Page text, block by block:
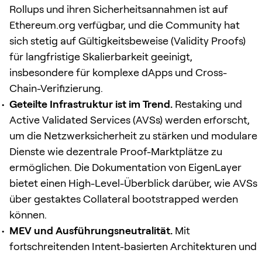
Rollups und ihren Sicherheitsannahmen ist auf
Ethereum.org verfügbar, und die Community hat
sich stetig auf Gültigkeitsbeweise (Validity Proofs)
für langfristige Skalierbarkeit geeinigt,
insbesondere für komplexe dApps und Cross-
Chain-Verifizierung.
Geteilte Infrastruktur ist im Trend. Restaking und
Active Validated Services (AVSs) werden erforscht,
um die Netzwerksicherheit zu stärken und modulare
Dienste wie dezentrale Proof-Marktplätze zu
ermöglichen. Die Dokumentation von EigenLayer
bietet einen High-Level-Überblick darüber, wie AVSs
über gestaktes Collateral bootstrapped werden
können.
MEV und Ausführungsneutralität. Mit
fortschreitenden Intent-basierten Architekturen und